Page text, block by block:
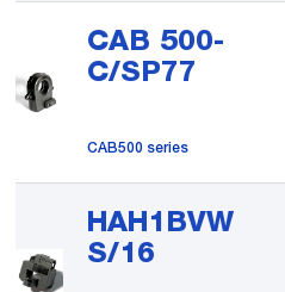
CAB 500-
C/SP77
CAB500 series
HAH1BVW
S/16